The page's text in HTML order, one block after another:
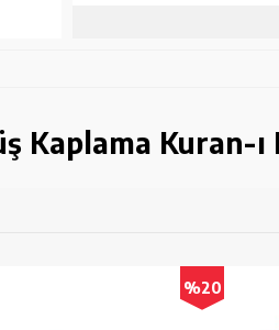
Kaplama Kuran-
%20